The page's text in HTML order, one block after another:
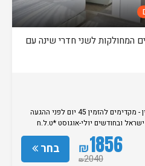
המחולקות לשני חדרי שינה עם
מבצע מיוחד למקדימים להזמין - מקדימים להזמין 45 יום לפני ההגעה
תקף בחגי ישראל ובחודשים יולי-אוגוסט *ט.ל.ח
בחר ₪1856
₪2040